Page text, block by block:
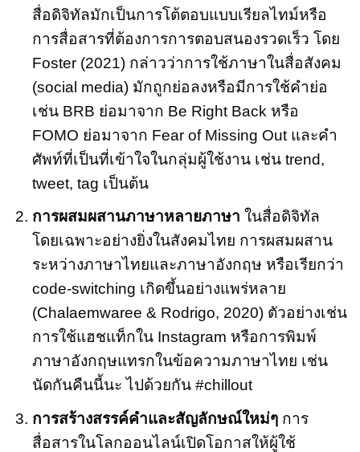
สื่อดิจิทัลมักเป็นการโต้ตอบแบบเรียลไทม์หรือ
การสื่อสารที่ต้องการการตอบสนองรวดเร็ว โดย
Foster (2021) กล่าวว่าการใช้ภาษาในสื่อสังคม
(social media) มักถูกย่อลงหรือมีการใช้คำย่อ
เช่น BRB ย่อมาจาก Be Right Back หรือ
FOMO ย่อมาจาก Fear of Missing Out และคำ
ศัพท์ที่เป็นที่เข้าใจในกลุ่มผู้ใช้งาน เช่น trend,
tweet, tag เป็นต้น
การผสมผสานภาษาหลายภาษา ในสื่อดิจิทัล
โดยเฉพาะอย่างยิ่งในสังคมไทย การผสมผสาน
ระหว่างภาษาไทยและภาษาอังกฤษ หรือเรียกว่า
code-switching เกิดขึ้นอย่างแพร่หลาย
(Chalaemwaree & Rodrigo, 2020) ตัวอย่างเช่น
การใช้แฮชแท็กใน Instagram หรือการพิมพ์
ภาษาอังกฤษแทรกในข้อความภาษาไทย เช่น
นัดกันคืนนี้นะ ไปด้วยกัน #chillout
การสร้างสรรค์คำและสัญลักษณ์ใหม่ๆการ
สื่อสารในโลกออนไลน์เปิดโอกาสให้ผู้ใช้